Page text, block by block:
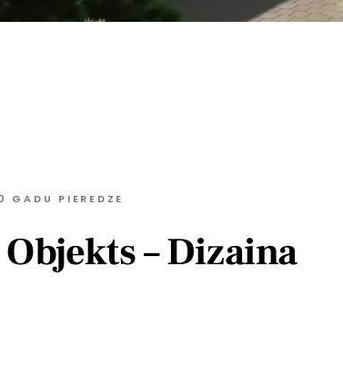
GADU PIEREDZE
– Dizaina